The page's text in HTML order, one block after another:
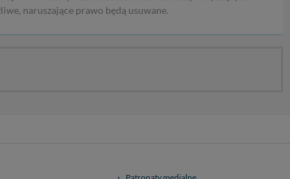
naruszające prawo będą usuwane.